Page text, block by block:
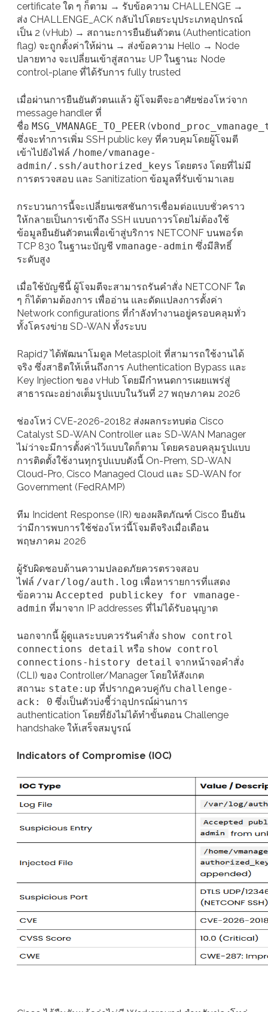
certificate ใด ๆ ก็ตาม → รับข้อความ CHALLENGE →
ส่ง CHALLENGE_ACK กลับไปโดยระบุประเภทอุปกรณ์
เป็น 2 (vHub) → สถานะการยืนยันตัวตน (Authentication
flag) จะถูกตั้งค่าให้ผ่าน → ส่งข้อความ Hello → Node
ปลายทาง จะเปลี่ยนเข้าสู่สถานะ UP ในฐานะ Node
control-plane ที่ได้รับการ fully trusted
เมื่อผ่านการยืนยันตัวตนแล้ว ผู้โจมตีจะอาศัยช่องโหว่จาก
message handler ที่
ชื่อ MSG_VMANAGE_TO_PEER (
ซึ่งจะทำการเพิ่ม SSH public key ที่ควบคุมโดยผู้โจมตี
เข้าไปยังไฟล์ /home/vmanage-
admin/.ssh/authorized_keys โดยตรง โดยที่ไม่มี
การตรวจสอบ และ Sanitization ข้อมูลที่รับเข้ามาเลย
กระบวนการนี้จะเปลี่ยนเซสชันการเชื่อมต่อแบบชั่วคราว
ให้กลายเป็นการเข้าถึง SSH แบบถาวรโดยไม่ต้องใช้
ข้อมูลยืนยันตัวตนเพื่อเข้าสู่บริการ NETCONF บนพอร์ต
TCP 830 ในฐานะบัญชี vmanage-admin ซึ่งมีสิทธิ์
ระดับสูง
เมื่อใช้บัญชีนี้ ผู้โจมตีจะสามารถรันคำสั่ง NETCONF ใด
ๆ ก็ได้ตามต้องการ เพื่ออ่าน และดัดแปลงการตั้งค่า
Network configurations ที่กำลังทำงานอยู่ครอบคลุมทั่ว
ทั้งโครงข่าย SD-WAN ทั้งระบบ
Rapid7 ได้พัฒนาโมดูล Metasploit ที่สามารถใช้งานได้
จริง ซึ่งสาธิตให้เห็นถึงการ Authentication Bypass และ
Key Injection ของ vHub โดยมีกำหนดการเผยแพร่สู่
สาธารณะอย่างเต็มรูปแบบในวันที่ 27 พฤษภาคม 2026
ช่องโหว่ CVE-2026-20182 ส่งผลกระทบต่อ Cisco
Catalyst SD-WAN Controller และ SD-WAN Manager
ไม่ว่าจะมีการตั้งค่าไว้แบบใดก็ตาม โดยครอบคลุมรูปแบบ
การติดตั้งใช้งานทุกรูปแบบดังนี้ On-Prem, SD-WAN
Cloud-Pro, Cisco Managed Cloud และ SD-WAN for
Government (FedRAMP)
ทีม Incident Response (IR) ของผลิตภัณฑ์ Cisco ยืนยัน
ว่ามีการพบการใช้ช่องโหว่นี้โจมตีจริงเมื่อเดือน
พฤษภาคม 2026
ผู้รับผิดชอบด้านความปลอดภัยควรตรวจสอบ
ไฟล์ /var/log/auth.log เพื่อหารายการที่แสดง
ข้อความ Accepted publickey for vmanage-
admin ที่มาจาก IP addresses ที่ไม่ได้รับอนุญาต
นอกจากนี้ ผู้ดูแลระบบควรรันคำสั่ง show control
connections detail หรือ show control
connections-history detail จากหน้าจอคำสั่ง
(CLI) ของ Controller/Manager โดยให้สังเกต
สถานะ state:up ที่ปรากฏควบคู่กับ challenge-
ack: 0 ซึ่งเป็นตัวบ่งชี้ว่าอุปกรณ์ผ่านการ
authentication โดยที่ยังไม่ได้ทำขั้นตอน Challenge
handshake ให้เสร็จสมบูรณ์
Indicators of Compromise (IOC)